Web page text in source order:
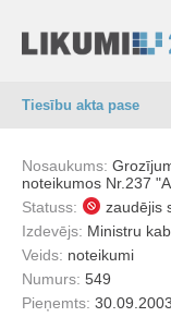
Tiesību akta pase
Nosaukums:
noteikumos Nr.237
Statuss:
zaudējis
Izdevējs: Ministru
Veids: noteikumi
Numurs: 549
Pieņemts: 30.09.2003.